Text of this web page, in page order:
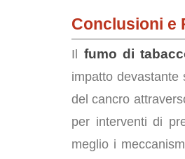
Conclusioni e
Il fumo di
impatto devastante
del cancro
per interventi di
meglio i